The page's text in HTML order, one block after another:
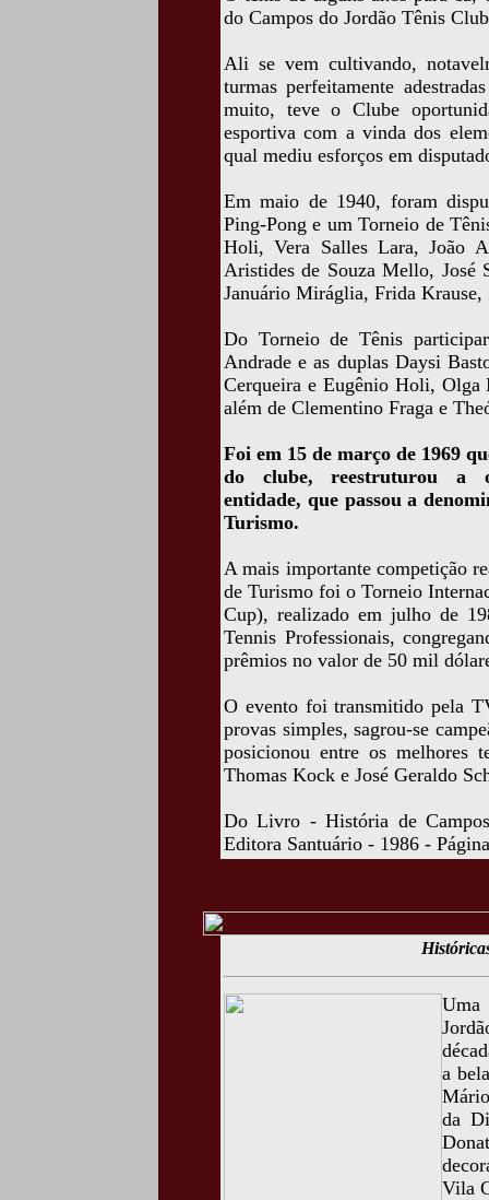
do Campos do Jordão Tênis
Ali se vem cultivando,
turmas perfeitamente
muito, teve o Clube
esportiva com a vinda dos
qual mediu esforços em
Em maio de 1940, foram
Ping-Pong e um Torneio de
Holi, Vera Salles Lara, João
Aristides de Souza Mello, José
Januário Miráglia, Frida
Do Torneio de Tênis
Andrade e as duplas Daysi
Cerqueira e Eugênio Holi, Olga
além de Clementino Fraga e
Foi em 15 de março de 1969
do clube, reestruturou a
entidade, que passou a
Turismo.
A mais importante competição
de Turismo foi o Torneio
Cup), realizado em julho de
Tennis Professionais,
prêmios no valor de 50 mil
O evento foi transmitido pela
provas simples, sagrou-se
posicionou entre os melhores
Thomas Kock e José Geraldo
Do Livro - História de
Editora Santuário - 1986 -
Uma
a
da
Vila